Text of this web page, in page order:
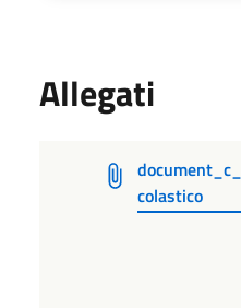
Allegati
colastico